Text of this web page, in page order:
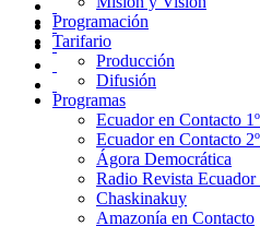
Programación
Tarifario
Producción
Difusión
Programas
Ecuador en Contacto
Ecuador en Contacto
Ágora Democrática
Radio Revista Ecuador
Chaskinakuy
Amazonía en Contacto